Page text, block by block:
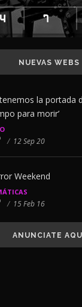
NUEVAS WEBS
la portada
para morir’
/ 12 Sep 20
Weekend
/ 15 Feb 16
ANUNCIATE